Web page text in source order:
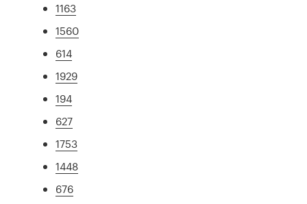
1163
1560
614
1929
194
627
1753
1448
676